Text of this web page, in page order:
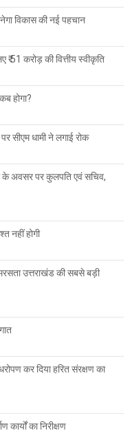
विकास की नई पहचान
₹ 51 करोड़ की वित्तीय स्वीकृति
होगा?
सीएम धामी ने लगाई रोक
के अवसर पर कुलपति एवं सचिव,
नहीं होगी
उत्तराखंड की सबसे बड़ी
कर दिया हरित संरक्षण का
कार्यों का निरीक्षण